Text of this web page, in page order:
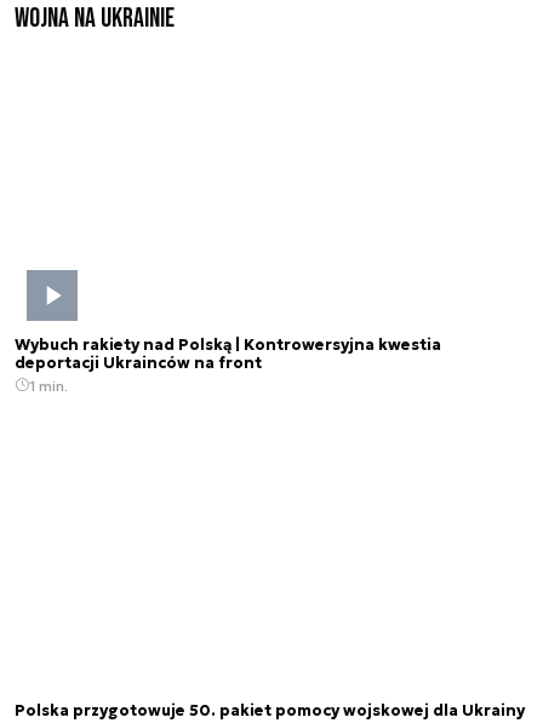
Wojna na Ukrainie
Wybuch rakiety nad Polską | Kontrowersyjna kwestia
deportacji Ukrainców na front
1 min.
Polska przygotowuje 50. pakiet pomocy wojskowej dla Ukrainy